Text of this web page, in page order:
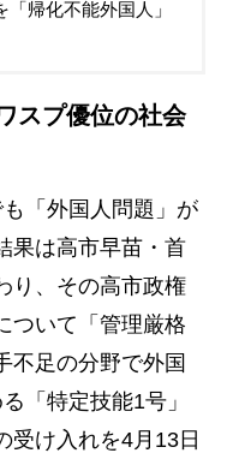
「帰化不能外国人」
スプ優位の社会
「外国人問題」が
果は高市早苗・首
り、その高市政権
ついて「管理厳格
不足の分野で外国
「特定技能1号」
受け入れを4月13日